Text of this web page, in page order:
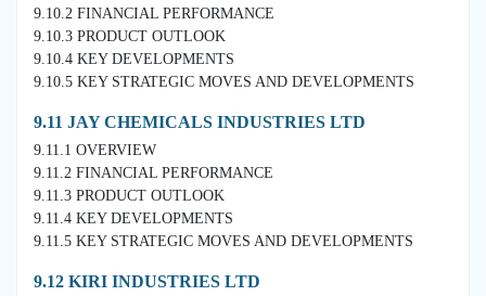
9.10.2 FINANCIAL PERFORMANCE
9.10.3 PRODUCT OUTLOOK
9.10.4 KEY DEVELOPMENTS
9.10.5 KEY STRATEGIC MOVES AND DEVELOPMENTS
9.11 JAY CHEMICALS INDUSTRIES LTD
9.11.1 OVERVIEW
9.11.2 FINANCIAL PERFORMANCE
9.11.3 PRODUCT OUTLOOK
9.11.4 KEY DEVELOPMENTS
9.11.5 KEY STRATEGIC MOVES AND DEVELOPMENTS
9.12 KIRI INDUSTRIES LTD